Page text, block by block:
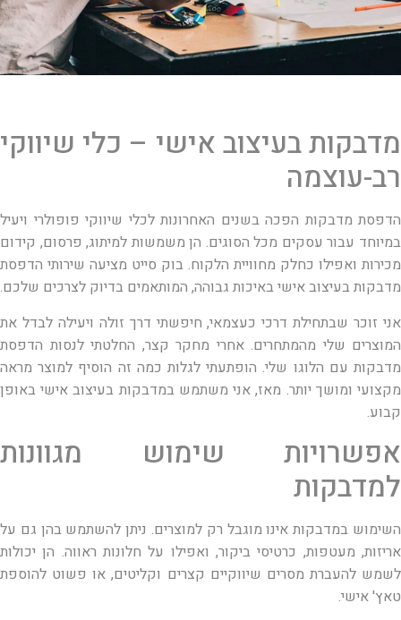
מדבקות בעיצוב אישי – כלי שיווקי
רב-עוצמה
הדפסת מדבקות הפכה בשנים האחרונות לכלי שיווקי פופולרי ויעיל
במיוחד עבור עסקים מכל הסוגים. הן משמשות למיתוג, פרסום, קידום
מכירות ואפילו כחלק מחוויית הלקוח. בוק סייט מציעה שירותי הדפסת
מדבקות בעיצוב אישי באיכות גבוהה, המותאמים בדיוק לצרכים שלכם.
אני זוכר שבתחילת דרכי כעצמאי, חיפשתי דרך זולה ויעילה לבדל את
המוצרים שלי מהמתחרים. אחרי מחקר קצר, החלטתי לנסות הדפסת
מדבקות עם הלוגו שלי. הופתעתי לגלות כמה זה הוסיף למוצר מראה
מקצועי ומושך יותר. מאז, אני משתמש במדבקות בעיצוב אישי באופן
קבוע.
אפשרויות שימוש מגוונות
למדבקות
השימוש במדבקות אינו מוגבל רק למוצרים. ניתן להשתמש בהן גם על
אריזות, מעטפות, כרטיסי ביקור, ואפילו על חלונות ראווה. הן יכולות
לשמש להעברת מסרים שיווקיים קצרים וקליטים, או פשוט להוספת
טאץ' אישי.